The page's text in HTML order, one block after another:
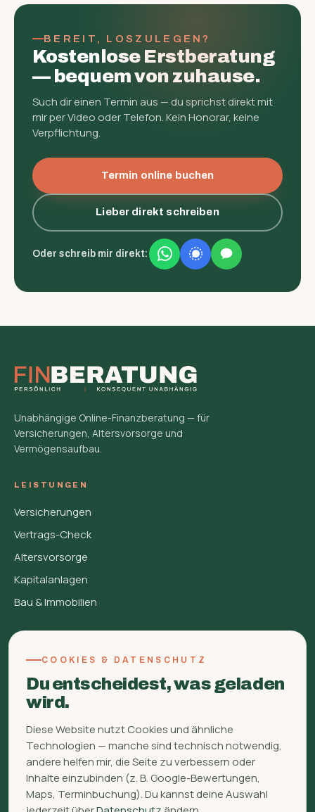
BEREIT, LOSZULEGEN?
Kostenlose Erst­beratung
— bequem von zuhause.
Such dir einen Termin aus — du sprichst direkt mit
mir per Video oder Telefon. Kein Honorar, keine
Verpflichtung.
Termin online buchen
Lieber direkt schreiben
Oder schreib mir direkt:
Unabhängige Online-Finanzberatung — für
Versicherungen, Altersvorsorge und
Vermögensaufbau.
LEISTUNGEN
Versicherungen
Vertrags-Check
Altersvorsorge
Kapitalanlagen
Bau & Immobilien
FAQ
Ratgeber
Kontakt
WhatsApp
Signal
COOKIES & DATENSCHUTZ
Du entscheidest, was geladen
wird.
Diese Website nutzt Cookies und ähnliche
Technologien — manche sind technisch notwendig,
andere helfen mir, die Seite zu verbessern oder
Inhalte einzubinden (z. B. Google-Bewertungen,
Maps, Terminbuchung). Du kannst deine Auswahl